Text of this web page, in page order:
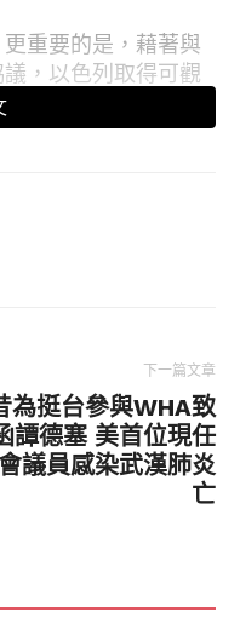
重要的是，藉著與
，以色列取得可觀
口已有約35%施打輝
雷克
苗的兩種成效非常重
指已接種民眾能夠
一種「流行病的阻
下一篇文章
為挺台參與WHA致
譚德塞 美首位現任
議員感染武漢肺炎
亡